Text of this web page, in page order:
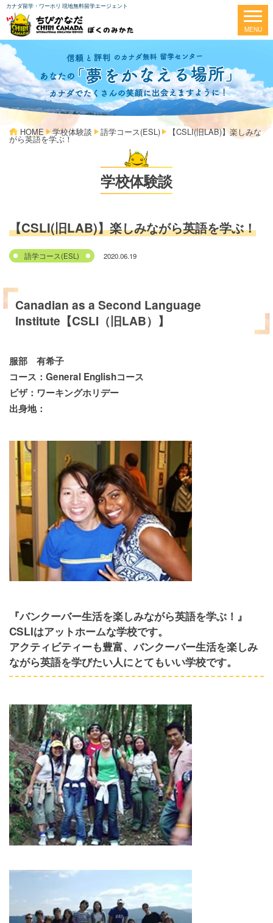
カナダ留学・ワーホリ 現地無料留学エージェント
HOME 学校体験談 語学コース(ESL) 【CSLI(旧LAB)】楽しみな
がら英語を学ぶ！
学校体験談
【CSLI(旧LAB)】楽しみながら英語を学ぶ！
語学コース(ESL) 2020.06.19
Canadian as a Second Language
Institute【CSLI（旧LAB）】
服部 有希子
コース：General Englishコース
ビザ：ワーキングホリデー
出身地：
『バンクーバー生活を楽しみながら英語を学ぶ！』
CSLIはアットホームな学校です。
アクティビティーも豊富、バンクーバー生活を楽しみ
ながら英語を学びたい人にとてもいい学校です。